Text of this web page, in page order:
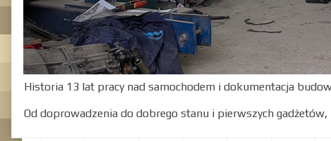
Historia 13 lat pracy nad samochodem i dokumentacja
Od doprowadzenia do dobrego stanu i pierwszych